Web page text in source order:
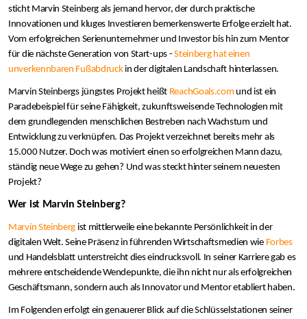
sticht Marvin Steinberg als jemand hervor, der durch praktische
Innovationen und kluges Investieren bemerkenswerte Erfolge erzielt hat.
Vom erfolgreichen Serienunternehmer und Investor bis hin zum Mentor
für die nächste Generation von Start-ups - Steinberg hat einen
unverkennbaren Fußabdruck in der digitalen Landschaft hinterlassen.
Marvin Steinbergs jüngstes Projekt heißt ReachGoals.com und ist ein
Paradebeispiel für seine Fähigkeit, zukunftsweisende Technologien mit
dem grundlegenden menschlichen Bestreben nach Wachstum und
Entwicklung zu verknüpfen. Das Projekt verzeichnet bereits mehr als
15.000 Nutzer. Doch was motiviert einen so erfolgreichen Mann dazu,
ständig neue Wege zu gehen? Und was steckt hinter seinem neuesten
Projekt?
Wer ist Marvin Steinberg?
Marvin Steinberg ist mittlerweile eine bekannte Persönlichkeit in der
digitalen Welt. Seine Präsenz in führenden Wirtschaftsmedien wie Forbes
und Handelsblatt unterstreicht dies eindrucksvoll. In seiner Karriere gab es
mehrere entscheidende Wendepunkte, die ihn nicht nur als erfolgreichen
Geschäftsmann, sondern auch als Innovator und Mentor etabliert haben.
Im Folgenden erfolgt ein genauerer Blick auf die Schlüsselstationen seiner